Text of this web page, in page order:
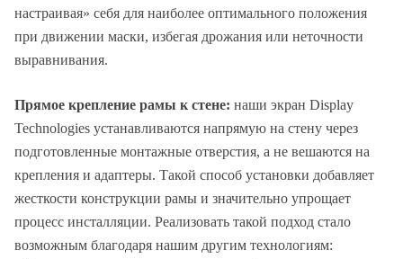
настраивая» себя для наиболее оптимального положения
при движении маски, избегая дрожания или неточности
выравнивания.
Прямое крепление рамы к стене: наши экран Display
Technologies устанавливаются напрямую на стену через
подготовленные монтажные отверстия, а не вешаются на
крепления и адаптеры. Такой способ установки добавляет
жесткости конструкции рамы и значительно упрощает
процесс инсталляции. Реализовать такой подход стало
возможным благодаря нашим другим технологиям: